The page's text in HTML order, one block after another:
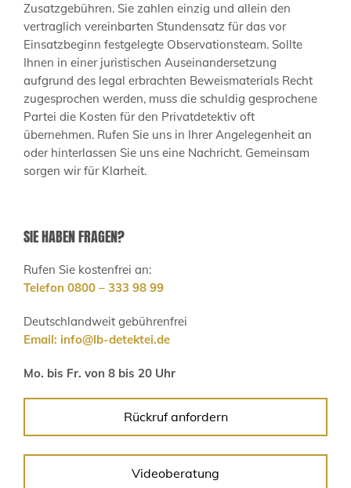
Zusatzgebühren. Sie zahlen einzig und allein den
vertraglich vereinbarten Stundensatz für das vor
Einsatzbeginn festgelegte Observationsteam. Sollte
Ihnen in einer juristischen Auseinandersetzung
aufgrund des legal erbrachten Beweismaterials Recht
zugesprochen werden, muss die schuldig gesprochene
Partei die Kosten für den Privatdetektiv oft
übernehmen. Rufen Sie uns in Ihrer Angelegenheit an
oder hinterlassen Sie uns eine Nachricht. Gemeinsam
sorgen wir für Klarheit.
SIE HABEN FRAGEN?
Rufen Sie kostenfrei an:
Telefon 0800 – 333 98 99
Deutschlandweit gebührenfrei
Email: info@lb-detektei.de
Mo. bis Fr. von 8 bis 20 Uhr
Rückruf anfordern
Videoberatung